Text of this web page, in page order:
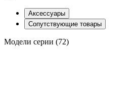
Аксессуары
Сопутствующие товары
Модели серии (72)